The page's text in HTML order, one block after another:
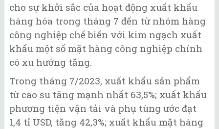
cho sự khởi sắc của hoạt động xuất khẩu
hàng hóa trong tháng 7 đến từ nhóm hàng
công nghiệp chế biến với kim ngạch xuất
khẩu một số mặt hàng công nghiệp chính
có xu hướng tăng.
Trong tháng 7/2023, xuất khẩu sản phẩm
từ cao su tăng mạnh nhất 63,5%; xuất khẩu
phương tiện vận tải và phụ tùng ước đạt
1,4 tỉ USD, tăng 42,3%; xuất khẩu mặt hàng